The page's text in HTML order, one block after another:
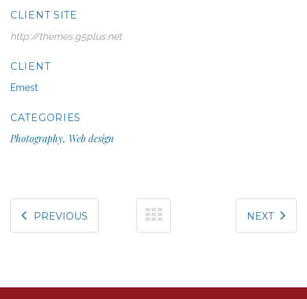
CLIENT SITE
http://themes.g5plus.net
CLIENT
Emest
CATEGORIES
Photography, Web design
PREVIOUS NEXT